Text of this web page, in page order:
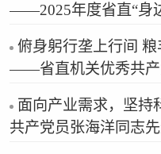
——2025年度省直“身
俯身躬行垄上行间 粮丰文章写在麦田
——省直机关优秀共产
面向产业需求，坚
共产党员张海洋同志